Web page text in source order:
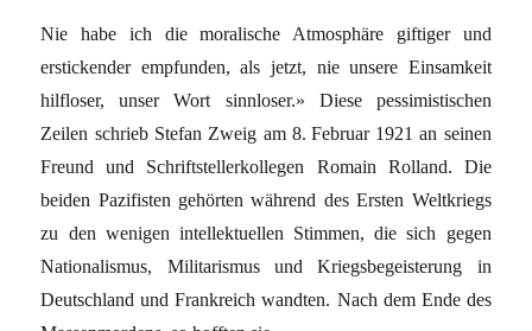
Nie habe ich die moralische Atmosphäre giftiger und
erstickender empfunden, als jetzt, nie unsere Einsamkeit
hilfloser, unser Wort sinnloser.» Diese pessimistischen
Zeilen schrieb Stefan Zweig am 8. Februar 1921 an seinen
Freund und Schriftstellerkollegen Romain Rolland. Die
beiden Pazifisten gehörten während des Ersten Weltkriegs
zu den wenigen intellektuellen Stimmen, die sich gegen
Nationalismus, Militarismus und Kriegsbegeisterung in
Deutschland und Frankreich wandten. Nach dem Ende des